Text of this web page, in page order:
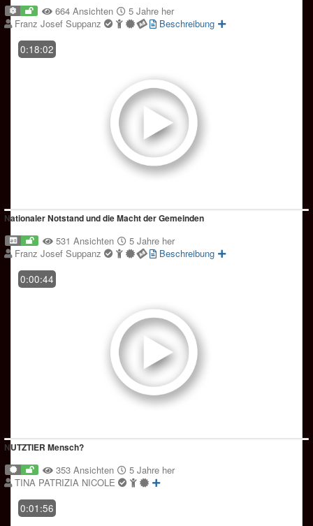
664 Ansichten
5 Jahre her
Franz Josef Suppanz
Beschreibung
0:18:02
Nationaler Notstand und die Macht der Gemeinden
531 Ansichten
5 Jahre her
Franz Josef Suppanz
Beschreibung
0:00:44
NUTZTIER Mensch?
353 Ansichten
5 Jahre her
TINA PATRIZIA NICOLE
0:01:56